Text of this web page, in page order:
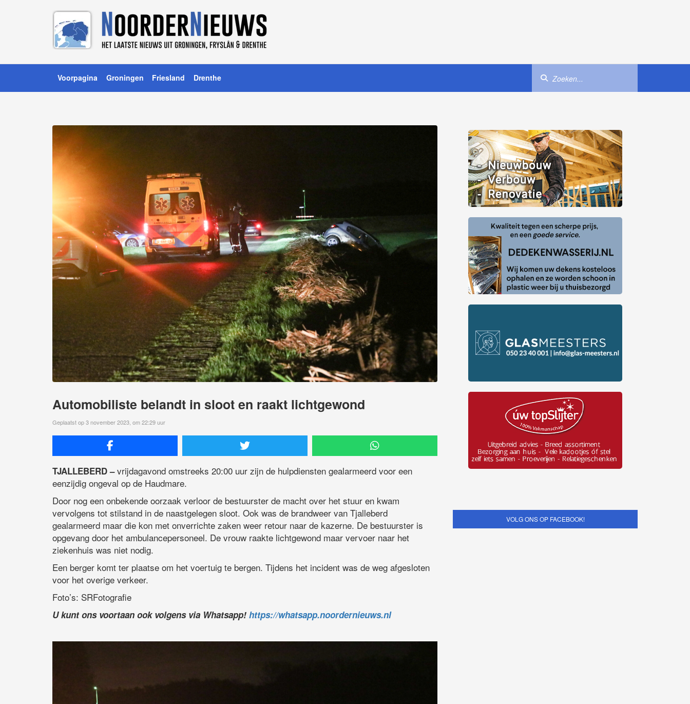
Voorpagina Groningen Friesland Drenthe
Automobiliste belandt in sloot en raakt lichtgewond
Geplaatst op 3 november 2023, om 22:29 uur
TJALLEBERD –vrijdagavond omstreeks 20:00 uur zijn de hulpdiensten gealarmeerd voor een
eenzijdig ongeval op de Haudmare.
Door nog een onbekende oorzaak verloor de bestuurster de macht over het stuur en kwam
vervolgens tot stilstand in de naastgelegen sloot. Ook was de brandweer van Tjalleberd
gealarmeerd maar die kon met onverrichte zaken weer retour naar de kazerne. De bestuurster is
opgevang door het ambulancepersoneel. De vrouw raakte lichtgewond maar vervoer naar het
ziekenhuis was niet nodig.
Een berger komt ter plaatse om het voertuig te bergen. Tijdens het incident was de weg afgesloten
voor het overige verkeer.
Foto’s: SRFotografie
U kunt ons voortaan ook volgens via Whatsapp! https://whatsapp.noordernieuws.nl
VOLG ONS OP FACEBOOK!